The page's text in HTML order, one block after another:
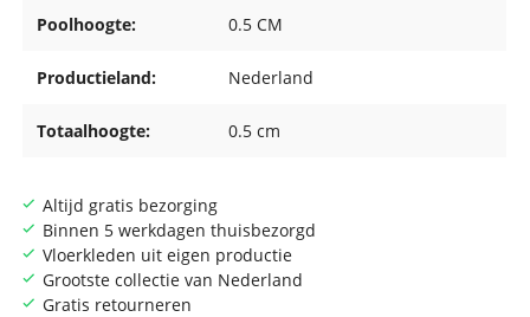
Altijd gratis bezorging
Binnen 5 werkdagen thuisbezorgd
Vloerkleden uit eigen productie
Grootste collectie van Nederland
Gratis retourneren
Poolhoogte: 0.5 CM
Productieland: Nederland
Totaalhoogte: 0.5 cm